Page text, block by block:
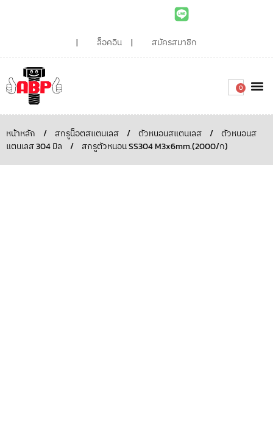
ล็อคอิน สมัครสมาชิก
0
หน้าหลัก / สกรูน็อตสแตนเลส / ตัวหนอนสแตนเลส /
ตัวหนอนส
แตนเลส 304 มิล
/ สกรูตัวหนอน SS304 M3x6mm.(2000/ก)